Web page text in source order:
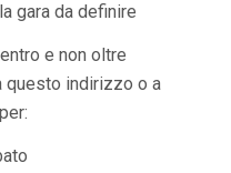
gara da definire
e non oltre
questo indirizzo o a